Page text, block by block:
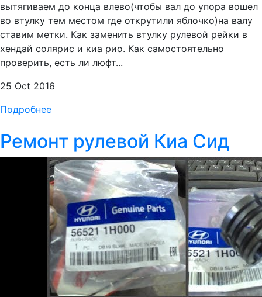
вытягиваем до конца влево(чтобы вал до упора вошел
во втулку тем местом где открутили яблочко)на валу
ставим метки. Как заменить втулку рулевой рейки в
хендай солярис и киа рио. Как самостоятельно
проверить, есть ли люфт...
25 Oct 2016
Подробнее
Ремонт рулевой Киа Сид